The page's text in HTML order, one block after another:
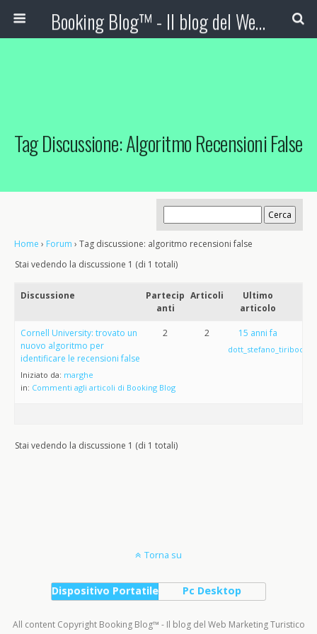
Booking Blog™ - Il blog del Web Marketing Turistico
Tag Discussione: Algoritmo Recensioni False
Home › Forum › Tag discussione: algoritmo recensioni false
Stai vedendo la discussione 1 (di 1 totali)
Discussione
Partecip
anti
Articoli
Ultimo
articolo
Cornell University: trovato un
nuovo algoritmo per
identificare le recensioni false
Iniziato da: marghe
in: Commenti agli articoli di Booking Blog
2 2 15 anni fa
dott_stefano_tiribocchi
Stai vedendo la discussione 1 (di 1 totali)
Torna su
Dispositivo Portatile Pc Desktop
All content Copyright Booking Blog™ - Il blog del Web Marketing Turistico